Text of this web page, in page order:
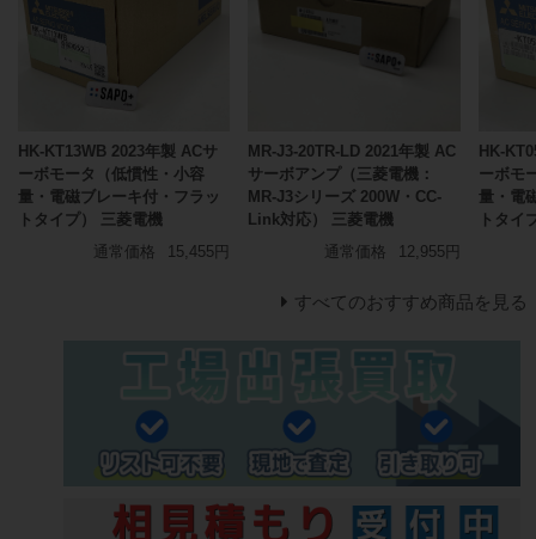
HK-KT13WB 2023年製 ACサ
ーボモータ（低慣性・小容
量・電磁ブレーキ付・フラッ
トタイプ） 三菱電機
通常価格
15,455円
MR-J3-20TR-LD 2021年製 AC
サーボアンプ（三菱電機：
MR-J3シリーズ 200W・CC-
Link対応） 三菱電機
通常価格
12,955円
HK-
ーボモ
量・電
トタイ
すべてのおすすめ商品を見る